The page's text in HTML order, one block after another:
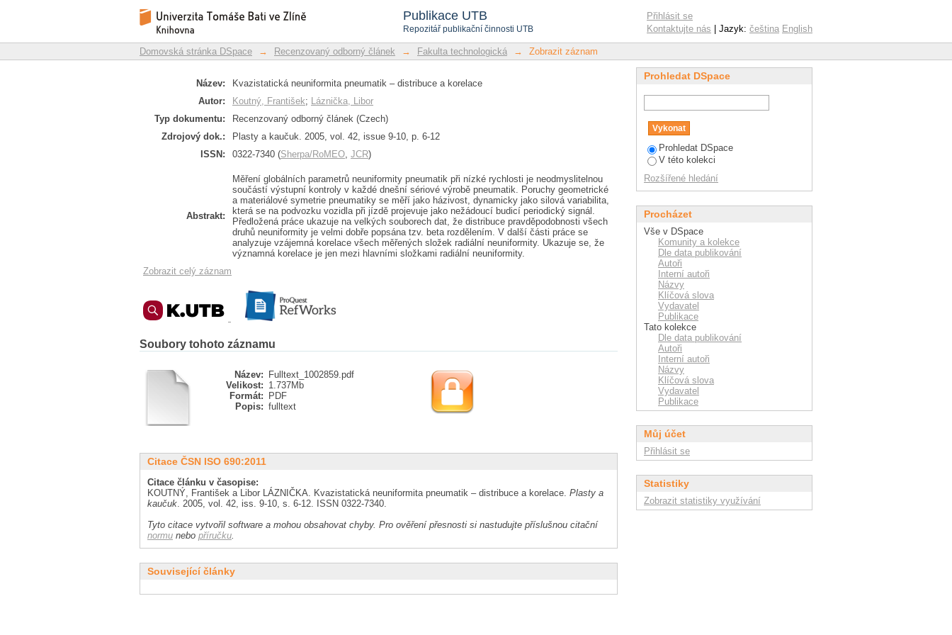
Publikace UTB
Repozitář publikační činnosti UTB
Kvazistatická neuniformita pneumatik – distribuce a korelace
Repozitář DSpace/Manakin
Přihlásit se
Kontaktujte nás | Jazyk: čeština English
Domovská stránka DSpace → Recenzovaný odborný článek → Fakulta technologická → Zobrazit záznam
Název:
Kvazistatická neuniformita pneumatik – distribuce a korelace
Autor:
Koutný, František; Láznička, Libor
Typ dokumentu:
Recenzovaný odborný článek (Czech)
Zdrojový dok.:
Plasty a kaučuk. 2005, vol. 42, issue 9-10, p. 6-12
ISSN:
0322-7340 (Sherpa/RoMEO, JCR)
Abstrakt:
Měření globálních parametrů neuniformity pneumatik při nízké rychlosti je neodmyslitelnou
součástí výstupní kontroly v každé dnešní sériové výrobě pneumatik. Poruchy geometrické
a materiálové symetrie pneumatiky se měří jako házivost, dynamicky jako silová variabilita,
která se na podvozku vozidla při jízdě projevuje jako nežádoucí budicí periodický signál.
Předložená práce ukazuje na velkých souborech dat, že distribuce pravděpodobnosti všech
druhů neuniformity je velmi dobře popsána tzv. beta rozdělením. V další části práce se
analyzuje vzájemná korelace všech měřených složek radiální neuniformity. Ukazuje se, že
významná korelace je jen mezi hlavními složkami radiální neuniformity.
Zobrazit celý záznam
Soubory tohoto záznamu
Název:
Fulltext_1002859.pdf
Velikost: 1.737Mb
Formát:
PDF
Popis: fulltext
Citace ČSN ISO 690:2011
Citace článku v časopise:
KOUTNÝ, František a Libor LÁZNIČKA. Kvazistatická neuniformita pneumatik – distribuce a korelace. Plasty a
kaučuk. 2005, vol. 42, iss. 9-10, s. 6-12. ISSN 0322-7340.
Tyto citace vytvořil software a mohou obsahovat chyby. Pro ověření přesnosti si nastudujte příslušnou citační
normu nebo příručku.
Související články
Prohledat DSpace
Prohledat DSpace
V této kolekci
Rozšířené hledání
Procházet
Vše v DSpace
Komunity a kolekce
Dle data publikování
Autoři
Interní autoři
Názvy
Klíčová slova
Vydavatel
Publikace
Tato kolekce
Dle data publikování
Autoři
Interní autoři
Názvy
Klíčová slova
Vydavatel
Publikace
Můj účet
Přihlásit se
Statistiky
Zobrazit statistiky využívání